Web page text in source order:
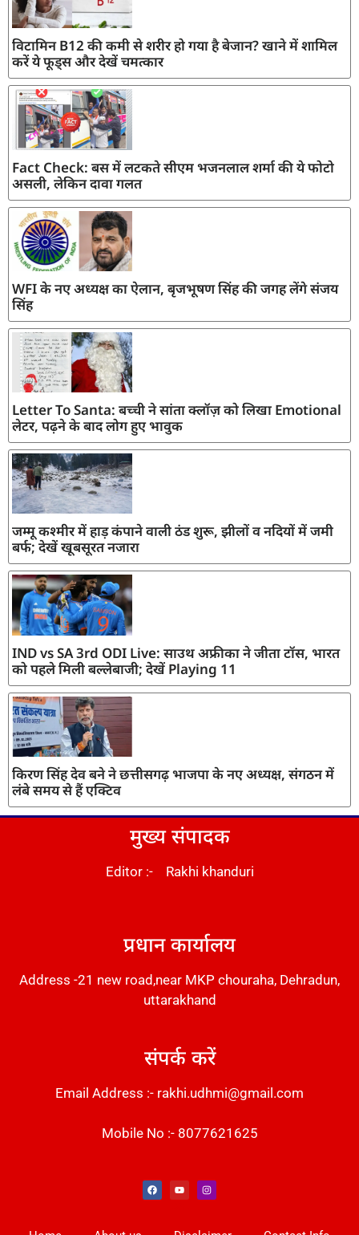
विटामिन B12 की कमी से शरीर हो गया है बेजान? खाने में शामिल
करें ये फूड्स और देखें चमत्कार
Fact Check: बस में लटकते सीएम भजनलाल शर्मा की ये फोटो
असली, लेकिन दावा गलत
WFI के नए अध्यक्ष का ऐलान, बृजभूषण सिंह की जगह लेंगे संजय
सिंह
Letter To Santa: बच्ची ने सांता क्लॉज़ को लिखा Emotional
लेटर, पढ़ने के बाद लोग हुए भावुक
जम्मू कश्मीर में हाड़ कंपाने वाली ठंड शुरू, झीलों व नदियों में जमी
बर्फ; देखें खूबसूरत नजारा
IND vs SA 3rd ODI Live: साउथ अफ्रीका ने जीता टॉस, भारत
को पहले मिली बल्लेबाजी; देखें Playing 11
किरण सिंह देव बने ने छत्तीसगढ़ भाजपा के नए अध्यक्ष, संगठन में
लंबे समय से हैं एक्टिव
मुख्य संपादक
Editor :- Rakhi khanduri
प्रधान कार्यालय
Address -21 new road,near MKP chouraha, Dehradun,
uttarakhand
संपर्क करें
Email Address :- rakhi.udhmi@gmail.com
Mobile No :- 8077621625